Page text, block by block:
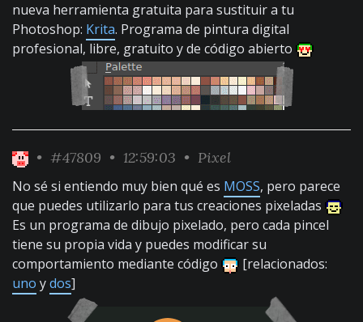
nueva herramienta gratuita para sustituir a tu
Photoshop: Krita. Programa de pintura digital
profesional, libre, gratuito y de código abierto
• #47809 • 12:59:03 • Pixel
No sé si entiendo muy bien qué es MOSS, pero parece
que puedes utilizarlo para tus creaciones pixeladas
Es un programa de dibujo pixelado, pero cada pincel
tiene su propia vida y puedes modificar su
comportamiento mediante código
[relacionados:
uno ydos]